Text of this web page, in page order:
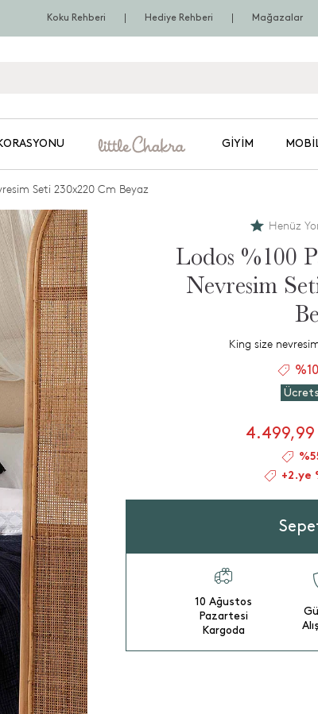
Koku Rehberi Hediye Rehberi Mağazalar
GIYIM
Seti 230x220 Cm Beyaz
Henüz
Lodos %100
Nevresim
King size
4.499,99
+2.ye
10 Ağustos
Pazartesi
Kargoda